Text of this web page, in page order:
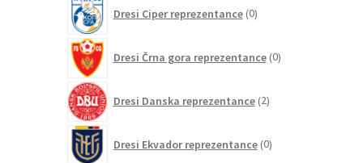
Dresi Ciper reprezentance 0izdelkov
Dresi Črna gora reprezentance 0izdelkov
Dresi Danska reprezentance 2izdelka
Dresi Ekvador reprezentance 0izdelkov